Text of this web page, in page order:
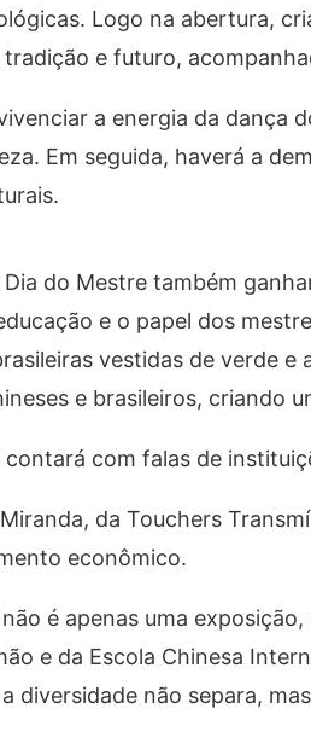
Logo na abertura,
tradição e futuro,
a energia da dança
Em seguida, haverá a
do Mestre também
e o papel dos
vestidas de verde
e brasileiros, criando
com falas de
da Touchers
econômico.
não é apenas uma
e da Escola Chinesa
diversidade não separa,